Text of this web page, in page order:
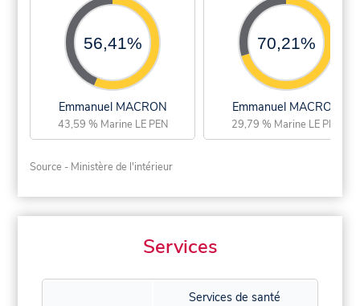
56,41%
Emmanuel MACRON
43,59 % Marine LE PEN
70,21%
Emmanuel MACRON
29,79 % Marine LE PEN
Source - Ministère de l'intérieur
Services
Services de santé